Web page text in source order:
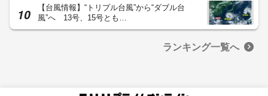
【台風情報】“トリプル台風”から“ダブル台
風”へ 13号、15号とも…
ランキング一覧へ